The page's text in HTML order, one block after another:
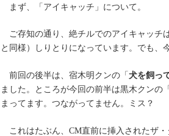
まず、「アイキャッチ」について。
ご存知の通り、絶チルでのアイキャッチ
と同様）しりとりになっています。でも、
前回の後半は、宿木明クンの「犬を飼っ
ました。ところが今回の前半は黒木クンの
まってます。つながってません。ミス？
これはたぶん、CM直前に挿入されたザ